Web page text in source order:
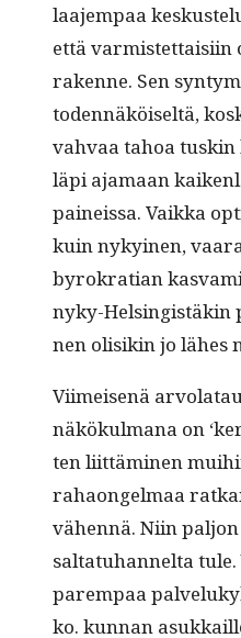
laa­jem­paa
että varmis­tet­taisi­in
rakenne. Sen
to­den­näköiseltä,
vah­vaa tahoa
läpi aja­maan
paineis­sa. Vaik­ka
kuin nykyi­nen,
byrokra­t­ian
nyky-Helsingistäkin
nen olisikin jo läh­es
Viimeisenä
näkökul­mana on
ten liit­tämi­nen
rahaon­gel­maa
vähen­nä. Niin
saltatuhan­nelta
parem­paa
ko. kun­nan